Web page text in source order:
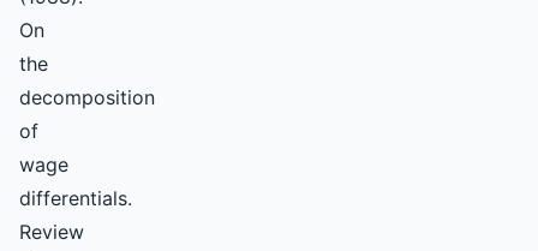
On
the
decomposition
of
wage
differentials.
Review